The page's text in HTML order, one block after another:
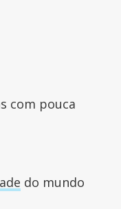
com pouca
do mundo